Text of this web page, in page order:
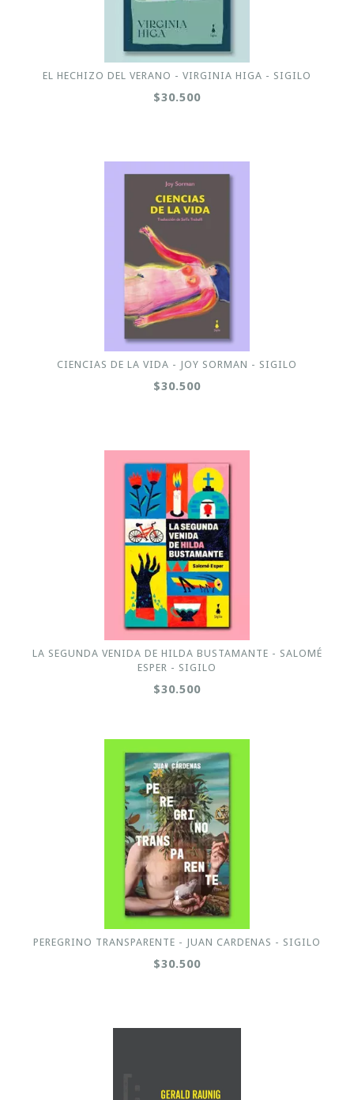
EL HECHIZO DEL VERANO - VIRGINIA HIGA - SIGILO
$30.500
CIENCIAS DE LA VIDA - JOY SORMAN - SIGILO
$30.500
LA SEGUNDA VENIDA DE HILDA BUSTAMANTE - SALOMÉ
ESPER - SIGILO
$30.500
PEREGRINO TRANSPARENTE - JUAN CARDENAS - SIGILO
$30.500